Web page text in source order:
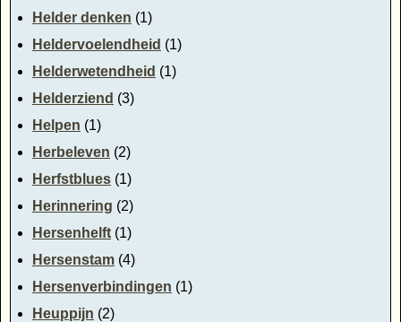
Helder denken (1)
Heldervoelendheid (1)
Helderwetendheid (1)
Helderziend (3)
Helpen (1)
Herbeleven (2)
Herfstblues (1)
Herinnering (2)
Hersenhelft (1)
Hersenstam (4)
Hersenverbindingen (1)
Heuppijn (2)